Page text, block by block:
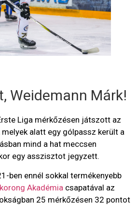
Weidemann Márk!
Liga mérkőzésen játszott az
alatt egy gólpassz került a
mind a hat meccsen
egy asszisztot jegyzett.
ben ennél sokkal termékenyebb
Akadémia csapatával az
25 mérkőzésen 32 pontot